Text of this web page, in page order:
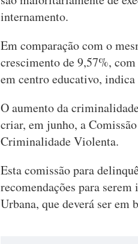
internamento.
Em comparação com o
crescimento de 9,57%,
em centro educativo,
O aumento da
criar, em junho, a
Criminalidade Violenta.
Esta comissão para
recomendações para
Urbana, que deverá ser em